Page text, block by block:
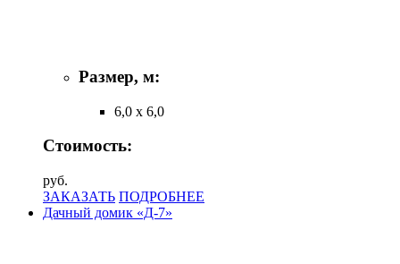
Размер, м:
6,0 х 6,0
Стоимость:
руб.
ЗАКАЗАТЬ ПОДРОБНЕЕ
Дачный домик «Д-7»